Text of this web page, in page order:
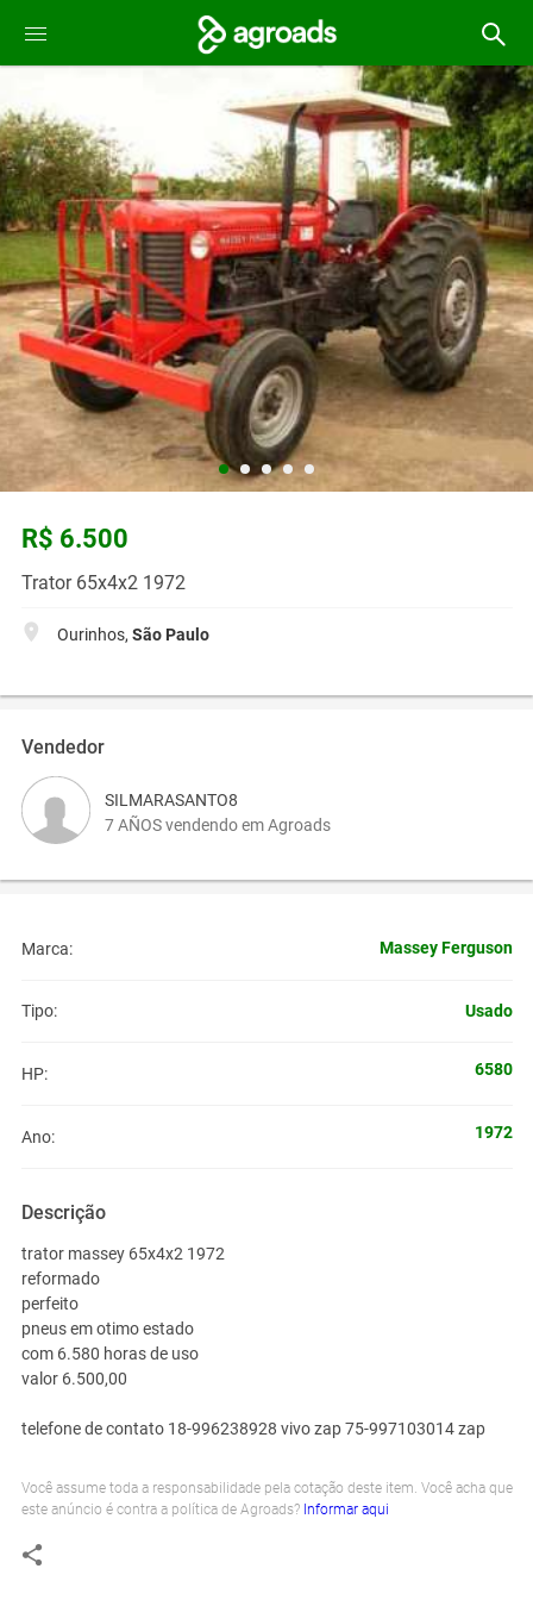
R$ 6.500
Trator 65x4x2 1972
Ourinhos, São Paulo
Vendedor
SILMARASANTO8
7 AÑOS vendendo em Agroads
Marca: Massey Ferguson
Tipo: Usado
HP: 6580
Ano: 1972
Descrição
trator massey 65x4x2 1972
reformado
perfeito
pneus em otimo estado
com 6.580 horas de uso
valor 6.500,00
telefone de contato 18-996238928 vivo zap 75-997103014 zap
Você assume toda a responsabilidade pela cotação deste item. Você acha que
este anúncio é contra a política de Agroads? Informar aqui